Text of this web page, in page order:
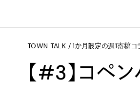
TOWN TALK / 1か月限定の週1寄稿コ
【#3】コペ